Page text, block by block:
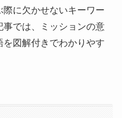
に欠かせないキーワー
事では、ミッションの意
図解付きでわかりやす